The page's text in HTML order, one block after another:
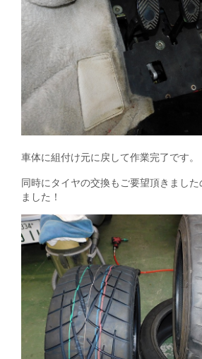
車体に組付け元に戻して作業完了です。
同時にタイヤの交換もご要望頂きまし
ました！